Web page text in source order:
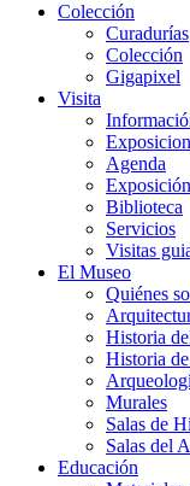
Colección
Curadurías
Colección
Gigapixel
Visita
Agenda
Biblioteca
Servicios
Visitas
El Museo
Quiénes
Historia
Historia
Murales
Salas de
Salas del
Educación